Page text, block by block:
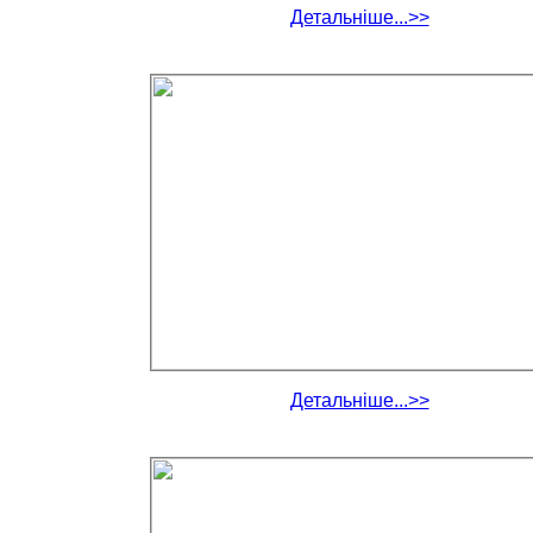
Детальніше...>>
Детальніше...>>